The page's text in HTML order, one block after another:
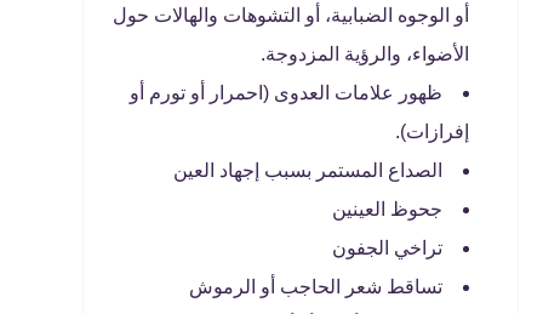
أو الوجوه الضبابية، أو التشوهات والهالات حول
الأضواء، والرؤية المزدوجة.
ظهور علامات العدوى (احمرار أو تورم أو
إفرازات).
الصداع المستمر بسبب إجهاد العين
جحوظ العينين
تراخي الجفون
تساقط شعر الحاجب أو الرموش